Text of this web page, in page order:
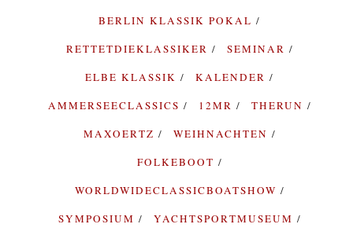
BERLIN KLASSIK POKAL
RETTETDIEKLASSIKER
SEMINAR
ELBE KLASSIK
KALENDER
AMMERSEECLASSICS
12MR
THERUN
MAXOERTZ
WEIHNACHTEN
FOLKEBOOT
WORLDWIDECLASSICBOATSHOW
SYMPOSIUM
YACHTSPORTMUSEUM